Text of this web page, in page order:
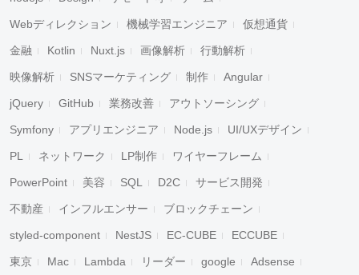
Webディレクション 機械学習エンジニア 仮想通貨
金融 Kotlin Nuxt.js 画像解析 行動解析
映像解析 SNSマーケティング 制作 Angular
jQuery GitHub 業務改善 アウトソーシング
Symfony アプリエンジニア Node.js UI/UXデザイン
PL ネットワーク LP制作 ワイヤーフレーム
PowerPoint 美容 SQL D2C サービス開発
不動産 インフルエンサー ブロックチェーン
styled-component NestJS EC-CUBE ECCUBE
東京 Mac Lambda リーダー google Adsense